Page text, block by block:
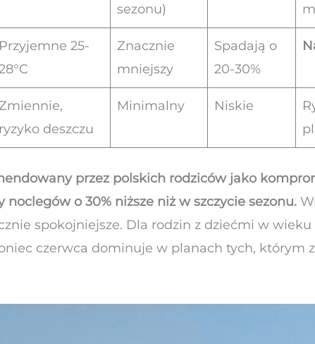
sezonu)
Przyjemne 25-
Znacznie
mniejszy
Spadają o
20-30%
Zmiennie,
ryzyko deszczu
Minimalny Niskie
przez polskich rodziców jako
noclegów o 30% niższe niż w szczycie sezonu.
spokojniejsze. Dla rodzin z dziećmi w
czerwca dominuje w planach tych, którym